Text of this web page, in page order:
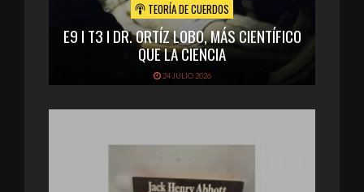
TEORÍA DE CUERDOS
E9 I T3 I DR. ORTÍZ LOBO, MÁS CIENTÍFICO
QUE LA CIENCIA
24 JULIO 2026